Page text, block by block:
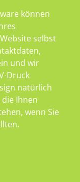
können
selbst
und wir
Druck
natürlich
Ihnen
wenn Sie